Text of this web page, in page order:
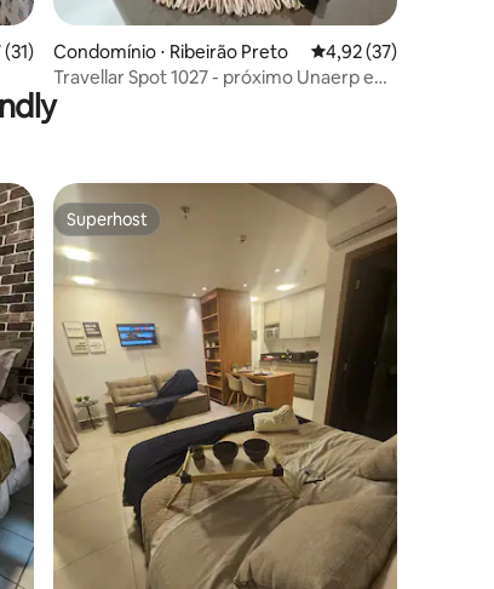
uma avaliação média de 5, 31 avaliações
(31)
Condomínio ⋅ Ribeirão Preto 4,92 de uma
4,92 (37)
Travellar Spot 1027 - próximo Unaerp e
Arena Nicnet
Superhost
Superhost